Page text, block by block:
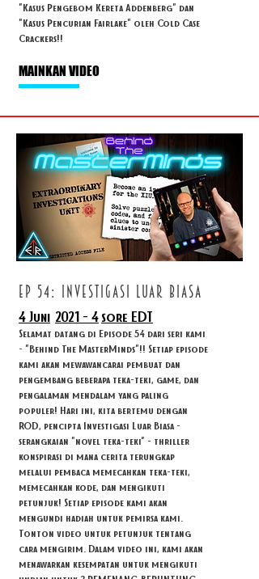
"Kasus Pengebom Kereta Addenberg" dan
"Kasus Pencurian Fairlake" oleh Cold Case
Crackers!!
MAINKAN VIDEO
ep 54: INVESTIGASI LUAR BIASA
4 Juni 2021 - 4 sore EDT
Selamat datang di Episode 54 dari seri kami
- "Behind The MasterMinds"!! Setiap episode
kami akan mewawancarai pembuat dan
pengembang beberapa teka-teki, game, dan
pengalaman mendalam yang paling
populer! Hari ini, kita bertemu dengan
ROD, pencipta Investigasi Luar Biasa -
serangkaian "novel teka-teki" - thriller
konspirasi di mana cerita terungkap
melalui pembaca memecahkan teka-teki,
memecahkan kode, dan mengikuti
petunjuk! Setiap episode kami akan
mengundi hadiah untuk pemirsa kami.
Tonton video untuk petunjuk tentang
cara mengirim. Dalam video ini, kami akan
menawarkan kesempatan untuk mengikuti